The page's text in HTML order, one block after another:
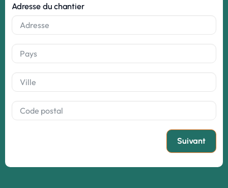
Adresse du chantier
Suivant